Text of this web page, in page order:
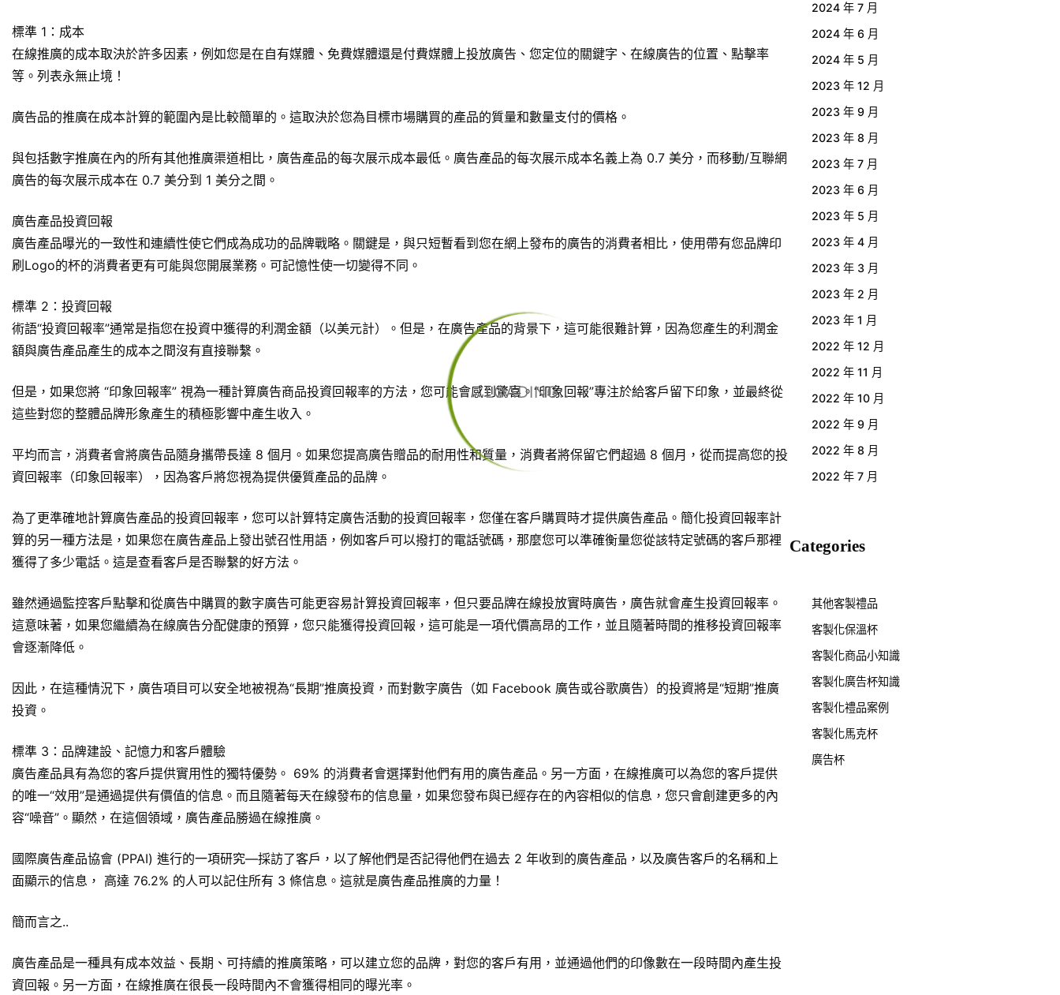
LOADING...
標準 1：成本
在線推廣的成本取決於許多因素，例如您是在自有媒體、免費媒體還是付費媒體上投放廣告、您定位的關鍵字、在線廣告的位置、點擊率
等。列表永無止境！
廣告品的推廣在成本計算的範圍內是比較簡單的。這取決於您為目標市場購買的產品的質量和數量支付的價格。
與包括數字推廣在內的所有其他推廣渠道相比，廣告產品的每次展示成本最低。廣告產品的每次展示成本名義上為 0.7 美分，而移動/互聯網
廣告的每次展示成本在 0.7 美分到 1 美分之間。
廣告產品投資回報
廣告產品曝光的一致性和連續性使它們成為成功的品牌戰略。關鍵是，與只短暫看到您在網上發布的廣告的消費者相比，使用帶有您品牌印
刷Logo的杯的消費者更有可能與您開展業務。可記憶性使一切變得不同。
標準 2：投資回報
術語“投資回報率”通常是指您在投資中獲得的利潤金額（以美元計）。但是，在廣告產品的背景下，這可能很難計算，因為您產生的利潤金
額與廣告產品產生的成本之間沒有直接聯繫。
但是，如果您將 “印象回報率” 視為一種計算廣告商品投資回報率的方法，您可能會感到驚喜。“印象回報”專注於給客戶留下印象，並最終從
這些對您的整體品牌形象產生的積極影響中產生收入。
平均而言，消費者會將廣告品隨身攜帶長達 8 個月。如果您提高廣告贈品的耐用性和質量，消費者將保留它們超過 8 個月，從而提高您的投
資回報率（印象回報率），因為客戶將您視為提供優質產品的品牌。
為了更準確地計算廣告產品的投資回報率，您可以計算特定廣告活動的投資回報率，您僅在客戶購買時才提供廣告產品。簡化投資回報率計
算的另一種方法是，如果您在廣告產品上發出號召性用語，例如客戶可以撥打的電話號碼，那麼您可以準確衡量您從該特定號碼的客戶那裡
獲得了多少電話。這是查看客戶是否聯繫的好方法。
雖然通過監控客戶點擊和從廣告中購買的數字廣告可能更容易計算投資回報率，但只要品牌在線投放實時廣告，廣告就會產生投資回報率。
這意味著，如果您繼續為在線廣告分配健康的預算，您只能獲得投資回報，這可能是一項代價高昂的工作，並且隨著時間的推移投資回報率
會逐漸降低。
因此，在這種情況下，廣告項目可以安全地被視為“長期”推廣投資，而對數字廣告（如 Facebook 廣告或谷歌廣告）的投資將是“短期”推廣
投資。
標準 3：品牌建設、記憶力和客戶體驗
廣告產品具有為您的客戶提供實用性的獨特優勢。 69% 的消費者會選擇對他們有用的廣告產品。另一方面，在線推廣可以為您的客戶提供
的唯一“效用”是通過提供有價值的信息。而且隨著每天在線發布的信息量，如果您發布與已經存在的內容相似的信息，您只會創建更多的內
容“噪音”。顯然，在這個領域，廣告產品勝過在線推廣。
國際廣告產品協會 (PPAI) 進行的一項研究—採訪了客戶，以了解他們是否記得他們在過去 2 年收到的廣告產品，以及廣告客戶的名稱和上
面顯示的信息， 高達 76.2% 的人可以記住所有 3 條信息。這就是廣告產品推廣的力量！
簡而言之..
廣告產品是一種具有成本效益、長期、可持續的推廣策略，可以建立您的品牌，對您的客戶有用，並通過他們的印像數在一段時間內產生投
資回報。另一方面，在線推廣在很長一段時間內不會獲得相同的曝光率。
2024 年 7 月
2024 年 6 月
2024 年 5 月
2023 年 12 月
2023 年 9 月
2023 年 8 月
2023 年 7 月
2023 年 6 月
2023 年 5 月
2023 年 4 月
2023 年 3 月
2023 年 2 月
2023 年 1 月
2022 年 12 月
2022 年 11 月
2022 年 10 月
2022 年 9 月
2022 年 8 月
2022 年 7 月
Categories
其他客製禮品
客製化保溫杯
客製化商品小知識
客製化廣告杯知識
客製化禮品案例
客製化馬克杯
廣告杯